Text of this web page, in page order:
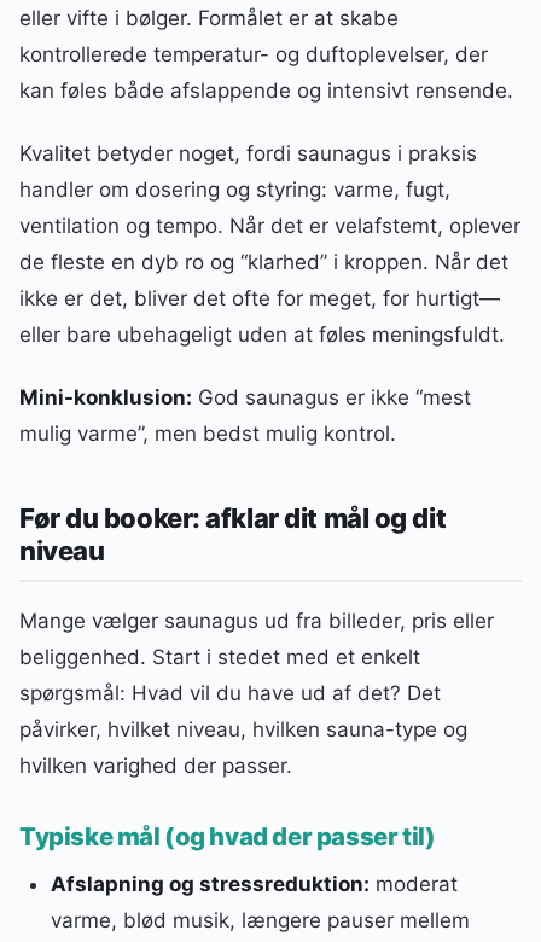
eller vifte i bølger. Formålet er at skabe
kontrollerede temperatur- og duftoplevelser, der
kan føles både afslappende og intensivt rensende.
Kvalitet betyder noget, fordi saunagus i praksis
handler om dosering og styring: varme, fugt,
ventilation og tempo. Når det er velafstemt, oplever
de fleste en dyb ro og “klarhed” i kroppen. Når det
ikke er det, bliver det ofte for meget, for hurtigt—
eller bare ubehageligt uden at føles meningsfuldt.
Mini-konklusion: God saunagus er ikke “mest
mulig varme”, men bedst mulig kontrol.
Før du booker: afklar dit mål og dit
niveau
Mange vælger saunagus ud fra billeder, pris eller
beliggenhed. Start i stedet med et enkelt
spørgsmål: Hvad vil du have ud af det? Det
påvirker, hvilket niveau, hvilken sauna-type og
hvilken varighed der passer.
Typiske mål (og hvad der passer til)
Afslapning og stressreduktion: moderat
varme, blød musik, længere pauser mellem